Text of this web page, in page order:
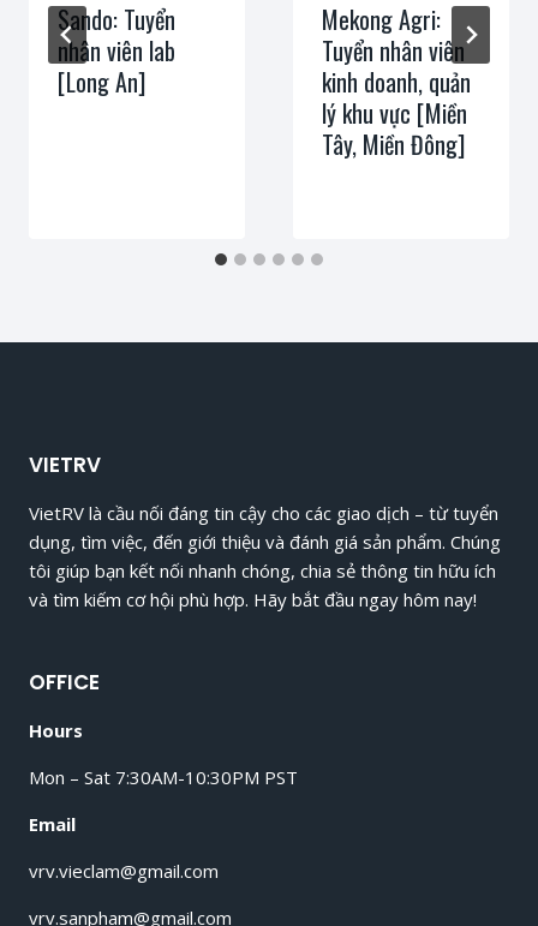
Sando: Tuyển
nhân viên lab
[Long An]
Mekong Agri:
Tuyển nhân viên
kinh doanh, quản
lý khu vực [Miền
Tây, Miền Đông]
VIETRV
VietRV là cầu nối đáng tin cậy cho các giao dịch – từ tuyển
dụng, tìm việc, đến giới thiệu và đánh giá sản phẩm. Chúng
tôi giúp bạn kết nối nhanh chóng, chia sẻ thông tin hữu ích
và tìm kiếm cơ hội phù hợp. Hãy bắt đầu ngay hôm nay!
OFFICE
Hours
Mon – Sat 7:30AM-10:30PM PST
Email
vrv.vieclam@gmail.com
vrv.sanpham@gmail.com